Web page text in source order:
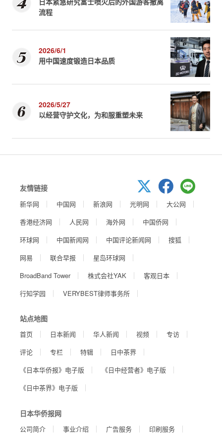
流程
2026/6/1
用中国速度锻造日本品质
2026/5/27
以经营守护文化，为和服重塑未来
友情链接
新华网 中国网 新浪网 光明网
大公网
香港经济网
人民网 海外网
中国侨网
环球网
中国新闻网 中国评论新闻网
搜狐
网易
联合早报
星岛环球网
BroadBand Tower
株式会社YAK
客观日本
行知学园
VERYBEST律师事务所
站点地图
首页 日本新闻 华人新闻 视频
专访
评论
专栏 特辑
日中茶界
《日本华侨报》电子版
《日中经营者》电子版
《日中茶界》电子版
日本华侨报网
公司简介 事业介绍 广告服务 印刷服务